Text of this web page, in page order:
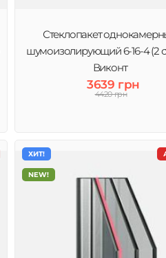
Стеклопакет
шумоизолирующий 6-16-4 (2
Виконт
3639 грн
4420 грн
ХИТ!
NEW!